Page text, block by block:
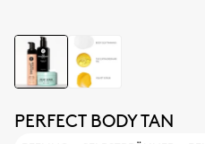
PERFECT BODY TAN